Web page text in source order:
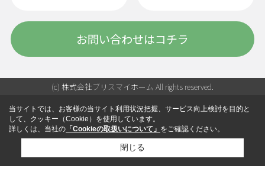
お問い合わせはコチラ
(c) 株式会社ブリスマイホーム All rights reserved.
当サイトでは、お客様の当サイト利用状況把握、サービス向上検討を目的と
して、クッキー（Cookie）を使用しています。
詳しくは、当社の 「Cookieの取扱いについて」 をご確認ください。
閉じる